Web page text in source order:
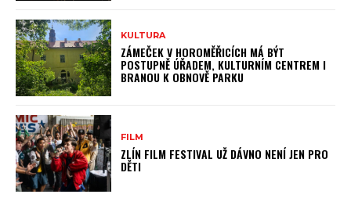
KULTURA
ZÁMEČEK V HOROMĚŘICÍCH MÁ BÝT
POSTUPNĚ ÚŘADEM, KULTURNÍM CENTREM I
BRANOU K OBNOVĚ PARKU
FILM
ZLÍN FILM FESTIVAL UŽ DÁVNO NENÍ JEN PRO
DĚTI